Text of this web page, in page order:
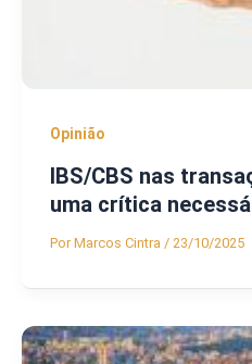
Opinião
IBS/CBS nas
uma crítica
PorMarcos Cintra / 23/10/2025